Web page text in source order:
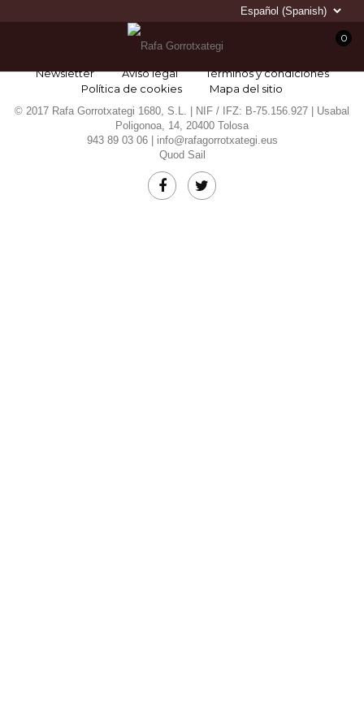
0
Newsletter Aviso legal
Términos y condiciones
Política de cookies
Mapa del sitio
© 2017 Rafa Gorrotxategi 1680, S.L. | NIF / IFZ: B-75.156.927 | Usabal
Poligonoa, 14, 20400 Tolosa
943 89 03 06 | info@rafagorrotxategi.eus
Quod Sail